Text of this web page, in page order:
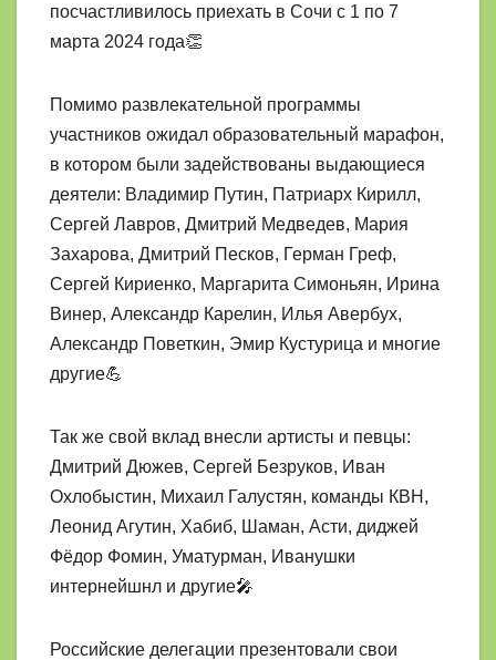
посчастливилось приехать в Сочи с 1 по 7
марта 2024 года👏
Помимо развлекательной программы
участников ожидал образовательный марафон,
в котором были задействованы выдающиеся
деятели: Владимир Путин, Патриарх Кирилл,
Сергей Лавров, Дмитрий Медведев, Мария
Захарова, Дмитрий Песков, Герман Греф,
Сергей Кириенко, Маргарита Симоньян, Ирина
Винер, Александр Карелин, Илья Авербух,
Александр Поветкин, Эмир Кустурица и многие
другие💪
Так же свой вклад внесли артисты и певцы:
Дмитрий Дюжев, Сергей Безруков, Иван
Охлобыстин, Михаил Галустян, команды КВН,
Леонид Агутин, Хабиб, Шаман, Асти, диджей
Фёдор Фомин, Уматурман, Иванушки
интернейшнл и другие🎤
Российские делегации презентовали свои